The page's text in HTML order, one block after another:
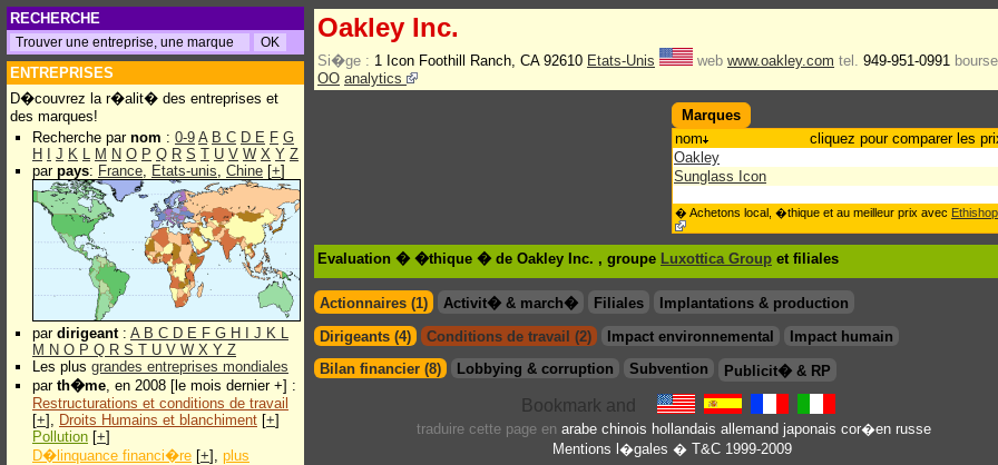
RECHERCHE
ENTREPRISES
D�couvrez la r�alit� des entreprises et
des marques!
Recherche par nom : 0-9 A B C D E F G
H
J K L M N O P Q R S T U V W X Y Z
par pays: France, Etats-unis, Chine [+]
par dirigeant: A B C D E F G H J K L
M N O P Q R S T U V W X Y Z
Les plus grandes entreprises mondiales
par th�me, en 2008 [le mois dernier +] :
Restructurations et conditions de travail
[+], Droits Humains et blanchiment [+]
Pollution [+]
D�linquance financi�re [+], plus
Oakley Inc.
Si�ge : 1 Icon Foothill Ranch, CA 92610 Etats-Unis web www.oakley.com tel. 949-951-0991
OO analytics
Marques
nom
cliquez pour comparer les
Oakley
Sunglass Icon
� Achetons local, �thique et au meilleur prix avec Ethishop
Evaluation � �thique � de Oakley Inc. , groupe Luxottica Group et filiales
Actionnaires (1) Activit� & march� Filiales
Implantations & production
Dirigeants (4)
Conditions de travail (2) Impact environnemental
Impact humain
Bilan financier (8)
Lobbying & corruption Subvention Publicit� & RP
traduire cette page en arabe chinois hollandais allemand japonais cor�en russe
Mentions l�gales � T&C 1999-2009